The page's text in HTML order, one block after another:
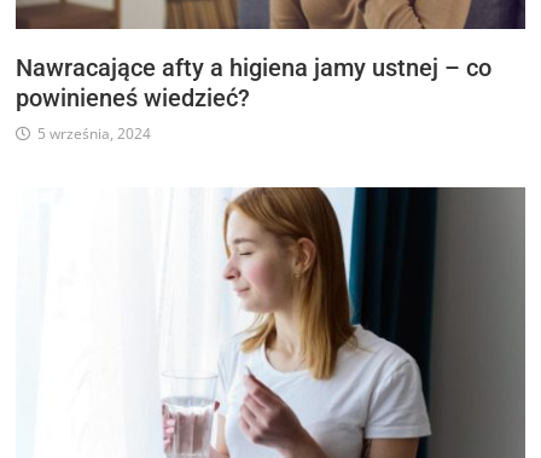
Nawracające afty a higiena jamy ustnej – co
powinieneś wiedzieć?
5 września, 2024